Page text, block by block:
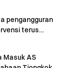
pengangguran
terus
Masuk AS